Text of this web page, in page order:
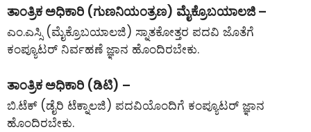
ತಾಂತ್ರಿಕ ಅಧಿಕಾರಿ (ಗುಣನಿಯಂತ್ರಣ) ಮೈಕ್ರೊಬಯಾಲಜಿ –
ಎಂ.ಎಸ್ಸಿ (ಮೈಕ್ರೊಬಯಾಲಜಿ) ಸ್ನಾತಕೋತ್ತರ ಪದವಿ ಜೊತೆಗೆ
ಕಂಪ್ಯೂಟರ್ ನಿರ್ವಹಣೆ ಜ್ಞಾನ ಹೊಂದಿರಬೇಕು.
ತಾಂತ್ರಿಕ ಅಧಿಕಾರಿ (ಡಿಟಿ) –
ಬಿ.ಟೆಕ್ (ಡೈರಿ ಟೆಕ್ನಾಲಜಿ) ಪದವಿಯೊಂದಿಗೆ ಕಂಪ್ಯೂಟರ್ ಜ್ಞಾನ
ಹೊಂದಿರಬೇಕು.